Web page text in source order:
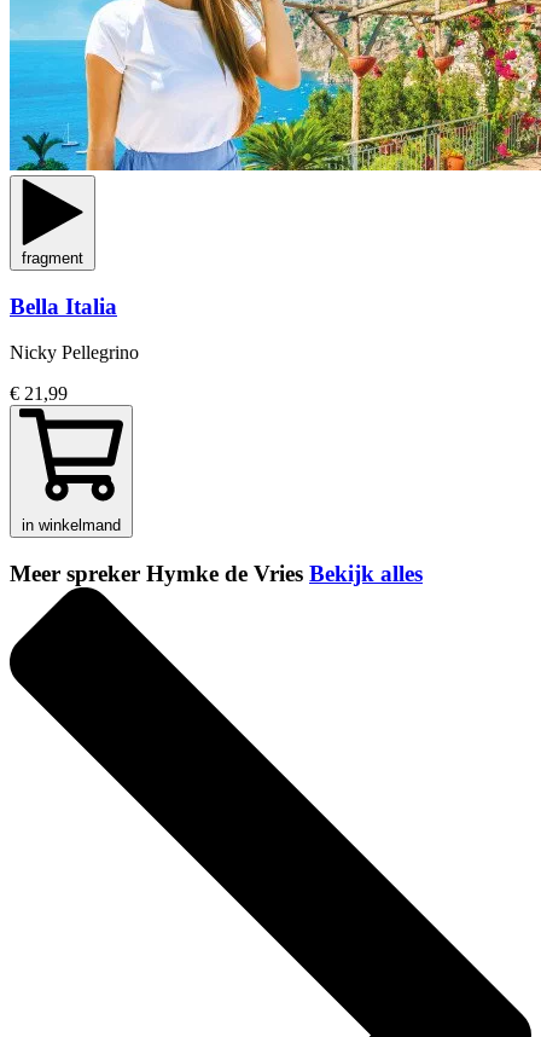
fragment
Bella Italia
Nicky Pellegrino
€ 21,99
in winkelmand
Meer spreker Hymke de Vries Bekijk alles